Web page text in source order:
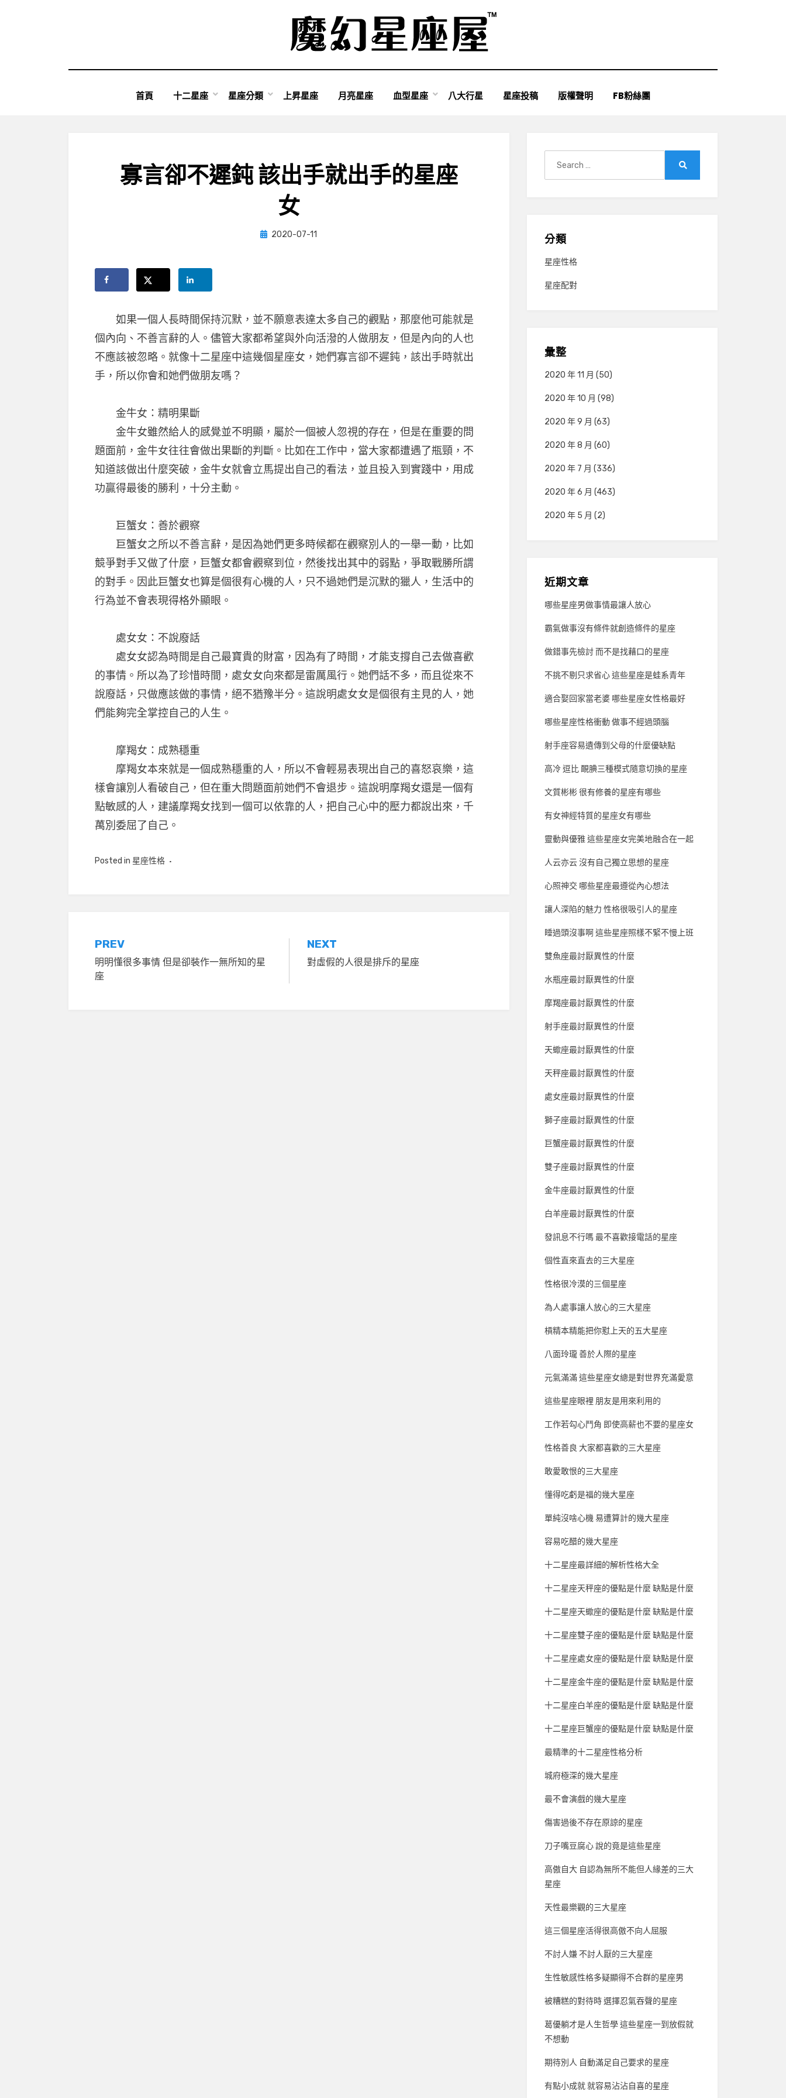
首頁 十二星座 星座分類 上昇星座 月亮星座 血型星座 八大行星 星座投稿 版權聲明 FB粉絲團
寡言卻不遲鈍 該出手就出手的星座
女
by小編
Posted
2020-07-11
如果一個人長時間保持沉默，並不願意表達太多自己的觀點，那麼他可能就是
個內向、不善言辭的人。儘管大家都希望與外向活潑的人做朋友，但是內向的人也
不應該被忽略。就像十二星座中這幾個星座女，她們寡言卻不遲鈍，該出手時就出
手，所以你會和她們做朋友嗎？
金牛女：精明果斷
金牛女雖然給人的感覺並不明顯，屬於一個被人忽視的存在，但是在重要的問
題面前，金牛女往往會做出果斷的判斷。比如在工作中，當大家都遭遇了瓶頸，不
知道該做出什麼突破，金牛女就會立馬提出自己的看法，並且投入到實踐中，用成
功贏得最後的勝利，十分主動。
巨蟹女：善於觀察
巨蟹女之所以不善言辭，是因為她們更多時候都在觀察別人的一舉一動，比如
競爭對手又做了什麼，巨蟹女都會觀察到位，然後找出其中的弱點，爭取戰勝所謂
的對手。因此巨蟹女也算是個很有心機的人，只不過她們是沉默的獵人，生活中的
行為並不會表現得格外顯眼。
處女女：不說廢話
處女女認為時間是自己最寶貴的財富，因為有了時間，才能支撐自己去做喜歡
的事情。所以為了珍惜時間，處女女向來都是雷厲風行。她們話不多，而且從來不
說廢話，只做應該做的事情，絕不猶豫半分。這說明處女女是個很有主見的人，她
們能夠完全掌控自己的人生。
摩羯女：成熟穩重
摩羯女本來就是一個成熟穩重的人，所以不會輕易表現出自己的喜怒哀樂，這
樣會讓別人看破自己，但在重大問題面前她們不會退步。這說明摩羯女還是一個有
點敏感的人，建議摩羯女找到一個可以依靠的人，把自己心中的壓力都說出來，千
萬別委屈了自己。
Posted in 星座性格
文
章
PREV
明明懂很多事情 但是卻裝作一無所知的星
座
NEXT
對虛假的人很是排斥的星座
分類
星座性格
星座配對
彙整
2020 年 11 月 (50)
2020 年 10 月 (98)
2020 年 9 月 (63)
2020 年 8 月 (60)
2020 年 7 月 (336)
2020 年 6 月 (463)
2020 年 5 月 (2)
近期文章
哪些星座男做事情最讓人放心
霸氣做事沒有條件就創造條件的星座
做錯事先檢討 而不是找藉口的星座
不挑不剔只求省心 這些星座是蛙系青年
適合娶回家當老婆 哪些星座女性格最好
哪些星座性格衝動 做事不經過頭腦
射手座容易遺傳到父母的什麼優缺點
高冷 逗比 靦腆三種模式隨意切換的星座
文質彬彬 很有修養的星座有哪些
有女神經特質的星座女有哪些
靈動與優雅 這些星座女完美地融合在一起
人云亦云 沒有自己獨立思想的星座
心照神交 哪些星座最遵從內心想法
讓人深陷的魅力 性格很吸引人的星座
睡過頭沒事啊 這些星座照樣不緊不慢上班
雙魚座最討厭異性的什麼
水瓶座最討厭異性的什麼
摩羯座最討厭異性的什麼
射手座最討厭異性的什麼
天蠍座最討厭異性的什麼
天秤座最討厭異性的什麼
處女座最討厭異性的什麼
獅子座最討厭異性的什麼
巨蟹座最討厭異性的什麼
雙子座最討厭異性的什麼
金牛座最討厭異性的什麼
白羊座最討厭異性的什麼
發訊息不行嗎 最不喜歡接電話的星座
個性直來直去的三大星座
性格很冷漠的三個星座
為人處事讓人放心的三大星座
槓精本精能把你懟上天的五大星座
八面玲瓏 善於人際的星座
元氣滿滿 這些星座女總是對世界充滿愛意
這些星座眼裡 朋友是用來利用的
工作若勾心鬥角 即使高薪也不要的星座女
性格善良 大家都喜歡的三大星座
敢愛敢恨的三大星座
懂得吃虧是福的幾大星座
單純沒啥心機 易遭算計的幾大星座
容易吃醋的幾大星座
十二星座最詳細的解析性格大全
十二星座天秤座的優點是什麼 缺點是什麼
十二星座天蠍座的優點是什麼 缺點是什麼
十二星座雙子座的優點是什麼 缺點是什麼
十二星座處女座的優點是什麼 缺點是什麼
十二星座金牛座的優點是什麼 缺點是什麼
十二星座白羊座的優點是什麼 缺點是什麼
十二星座巨蟹座的優點是什麼 缺點是什麼
最精準的十二星座性格分析
城府極深的幾大星座
最不會演戲的幾大星座
傷害過後不存在原諒的星座
刀子嘴豆腐心 說的竟是這些星座
高傲自大 自認為無所不能但人緣差的三大
星座
天性最樂觀的三大星座
這三個星座活得很高傲不向人屈服
不討人嫌 不討人厭的三大星座
生性敏感性格多疑顯得不合群的星座男
被糟糕的對待時 選擇忍氣吞聲的星座
葛優躺才是人生哲學 這些星座一到放假就
不想動
期待別人 自動滿足自己要求的星座
有點小成就 就容易沾沾自喜的星座